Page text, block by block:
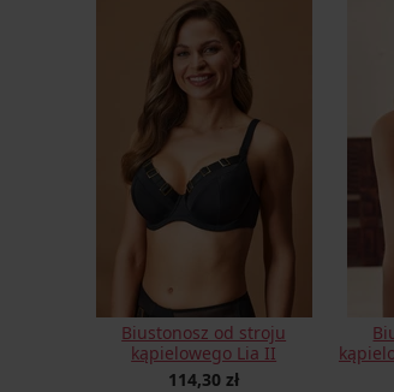
Biustonosz od stroju
kąpielowego Lia II
114,30 zł